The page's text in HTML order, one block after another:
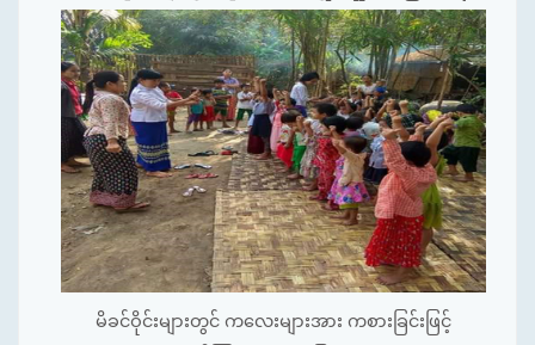
မိခင်ဝိုင်းများတွင် ကလေးများအား ကစားခြင်းဖြင့်